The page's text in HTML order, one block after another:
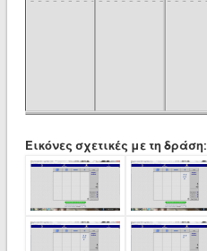
Εικόνες σχετικές με τη δράση: